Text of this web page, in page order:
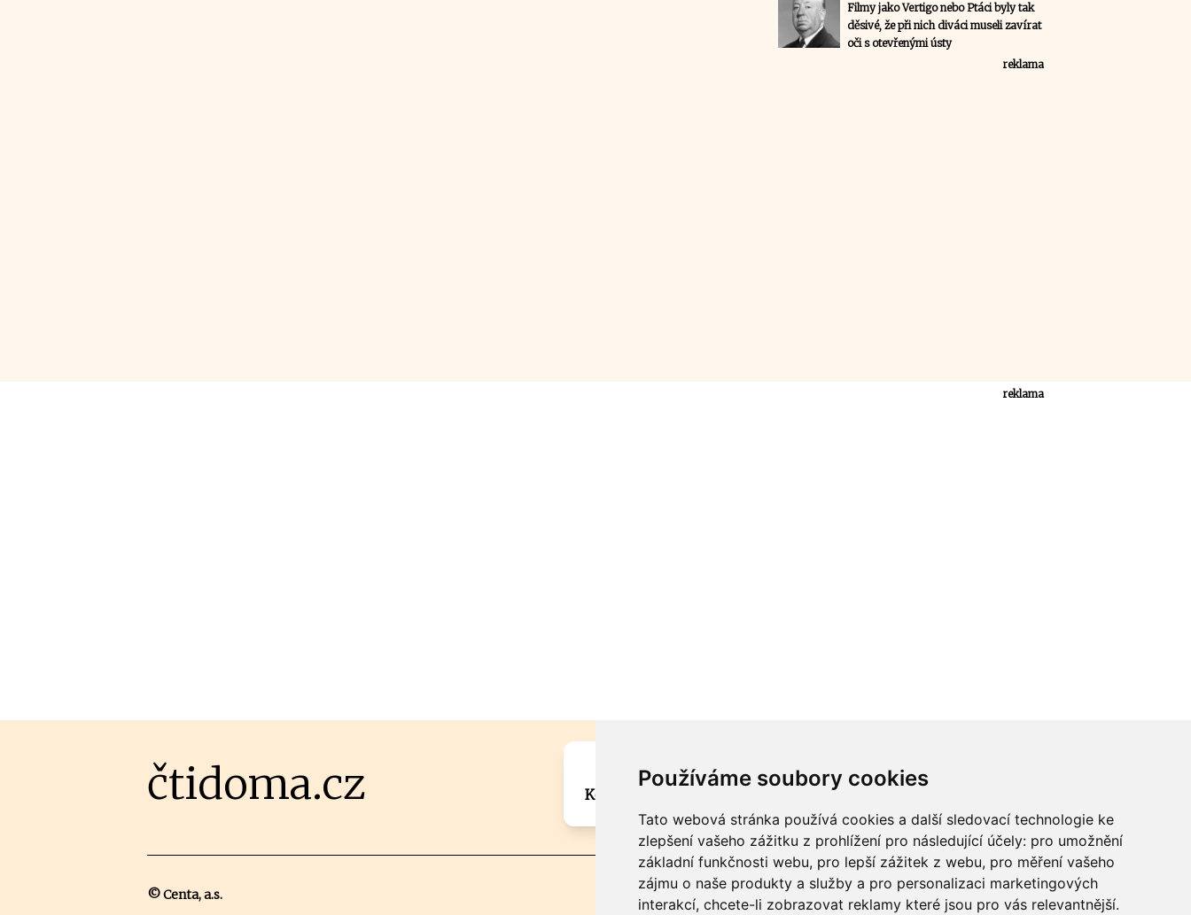
Používáme soubory cookies
Tato webová stránka používá cookies a další sledovací technologie ke
zlepšení vašeho zážitku z prohlížení pro následující účely: pro umožnění
základní funkčnosti webu, pro lepší zážitek z webu, pro měření vašeho
zájmu o naše produkty a služby a pro personalizaci marketingových
interakcí, chcete-li zobrazovat reklamy které jsou pro vás relevantnější.
Filmy jako Vertigo nebo Ptáci byly tak
děsivé, že při nich diváci museli zavírat
oči s otevřenými ústy
reklama
reklama
čtidoma.cz
Máte zajímavou informaci? Chcete spolupracovat?
Kontaktujte šéfredaktora Martina Chalupu:
© Centa, a.s.